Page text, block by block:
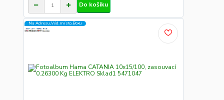
Do košíku
Na Adresu,Výd.místo,Boxu